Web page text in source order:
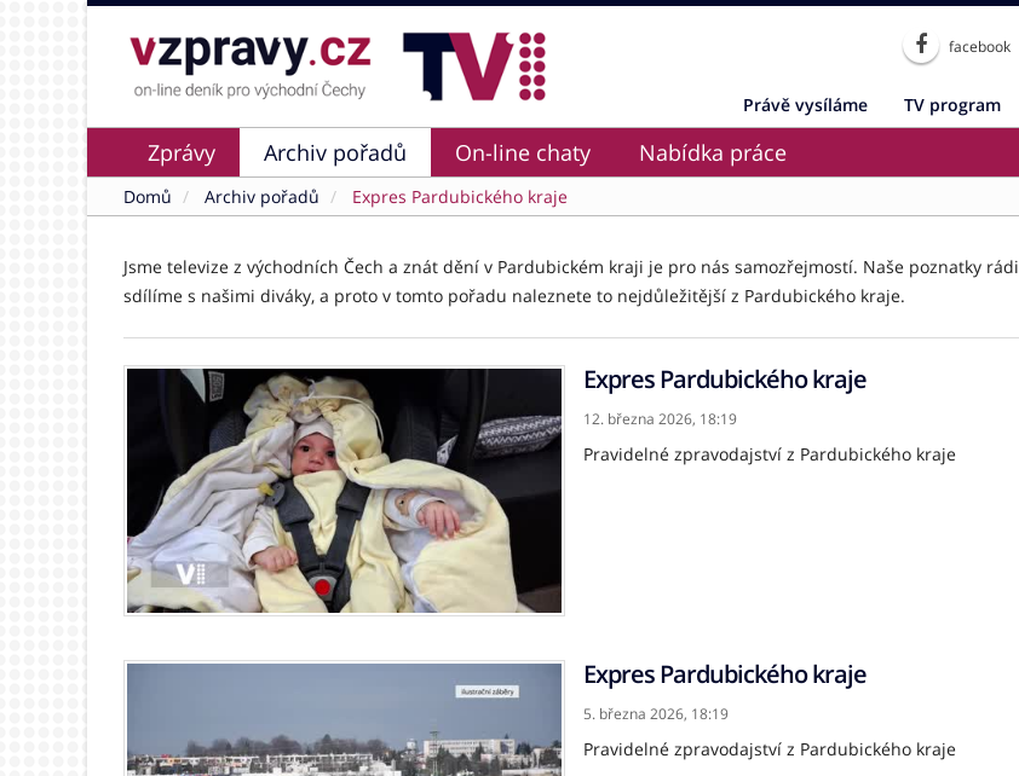
facebook
Právě vysíláme TV program
Zprávy Archiv pořadů On-line chaty Nabídka práce
Domů Archiv pořadů Expres Pardubického kraje
Jsme televize z východních Čech a znát dění v Pardubickém kraji je pro nás samozřejmostí. Naše poznatky rádi
sdílíme s našimi diváky, a proto v tomto pořadu naleznete to nejdůležitější z Pardubického kraje.
Expres Pardubického kraje
12. března 2026, 18:19
Pravidelné zpravodajství z Pardubického kraje
Expres Pardubického kraje
5. března 2026, 18:19
Pravidelné zpravodajství z Pardubického kraje